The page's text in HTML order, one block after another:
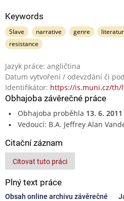
Keywords
Slave narrative genre
resistance
Jazyk práce: angličtina
Datum vytvoření / odevzdání či
Identifikátor: https://is.muni.cz/th/
Obhajoba závěrečné práce
Obhajoba proběhla 13. 6. 2011
Vedoucí: B.A. Jeffrey Alan
Citační záznam
Citovat tuto práci
Plný text práce
Obsah online archivu závěrečné